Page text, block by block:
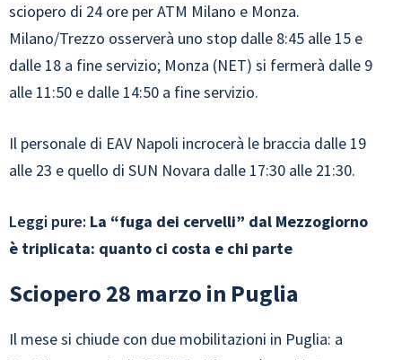
sciopero di 24 ore per ATM Milano e Monza.
Milano/Trezzo osserverà uno stop dalle 8:45 alle 15 e
dalle 18 a fine servizio; Monza (NET) si fermerà dalle 9
alle 11:50 e dalle 14:50 a fine servizio.
Il personale di EAV Napoli incrocerà le braccia dalle 19
alle 23 e quello di SUN Novara dalle 17:30 alle 21:30.
Leggi pure: La “fuga dei cervelli” dal Mezzogiorno
è triplicata: quanto ci costa e chi parte
Sciopero 28 marzo in Puglia
Il mese si chiude con due mobilitazioni in Puglia: a